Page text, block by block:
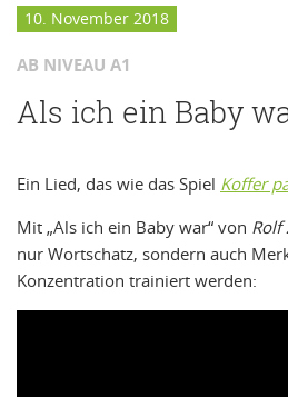
10. November 2018
AB NIVEAU A1
Als ich ein Baby
Ein Lied, das wie das Spiel Koffer
Mit „Als ich ein Baby war“ von Rolf
nur Wortschatz, sondern auch
Konzentration trainiert werden: